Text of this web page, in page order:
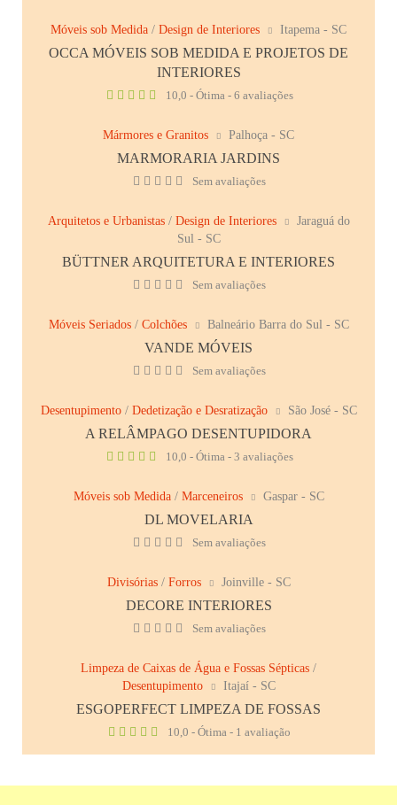
Móveis sob Medida / Design de Interiores Itapema - SC
OCCA MÓVEIS SOB MEDIDA E PROJETOS DE
INTERIORES
10,0 - Ótima - 6 avaliações
Mármores e Granitos Palhoça - SC
MARMORARIA JARDINS
Sem avaliações
Arquitetos e Urbanistas/ Design de Interiores
Jaraguá do
Sul - SC
BÜTTNER ARQUITETURA E INTERIORES
Sem avaliações
Móveis Seriados/ Colchões Balneário Barra do Sul - SC
VANDE MÓVEIS
Sem avaliações
Desentupimento/ Dedetização e Desratização São José - SC
A RELÂMPAGO DESENTUPIDORA
10,0 - Ótima - 3 avaliações
Móveis sob Medida/ Marceneiros Gaspar - SC
DL MOVELARIA
Sem avaliações
Divisórias/ Forros Joinville - SC
DECORE INTERIORES
Sem avaliações
Limpeza de Caixas de Água e Fossas Sépticas /
Desentupimento
Itajaí - SC
ESGOPERFECT LIMPEZA DE FOSSAS
10,0 - Ótima - 1 avaliação